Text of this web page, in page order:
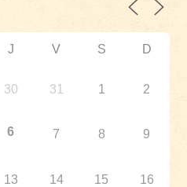
J V S D
30 31 1 2
6 7 8 9
13 14 15 16